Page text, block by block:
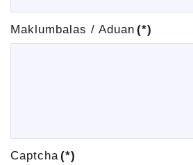
Maklumbalas / Aduan (*)
Captcha(*)